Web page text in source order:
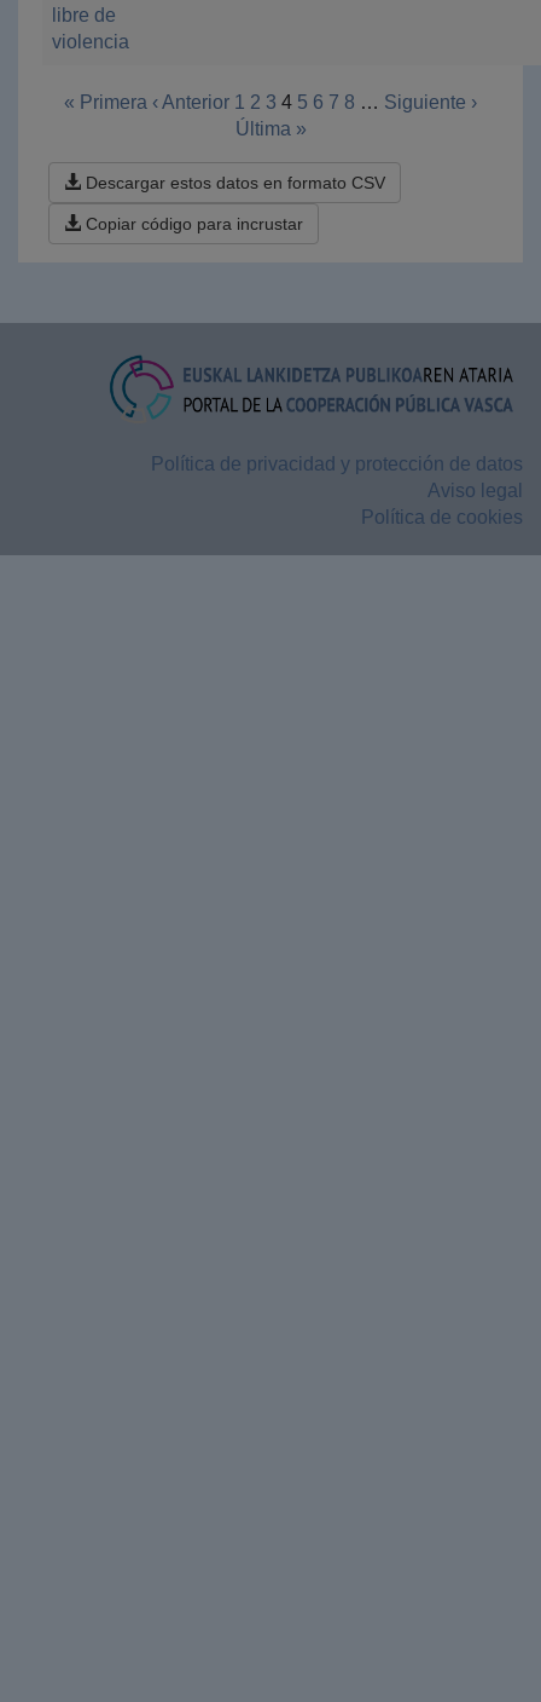
libre de
violencia
« Primera ‹ Anterior 1 2 3 4 5 6 7 8 … Siguiente ›
Última »
Descargar estos datos en formato CSV
Copiar código para incrustar
Política de privacidad y protección de datos
Aviso legal
Política de cookies